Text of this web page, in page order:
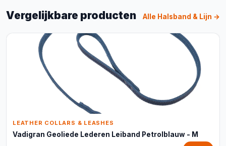
Vergelijkbare producten Alle Halsband & Lijn →
LEATHER COLLARS & LEASHES
Vadigran Geoliede Lederen Leiband Petrolblauw - M